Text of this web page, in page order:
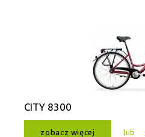
CITY 8300
zobacz więcej lub